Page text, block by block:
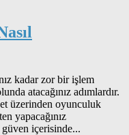
kadar zor bir işlem
atacağınız adımlardır.
üzerinden oyunculuk
yapacağınız
içerisinde...